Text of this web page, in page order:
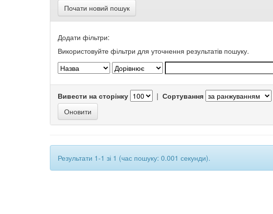
Почати новий пошук
Додати фільтри:
Використовуйте фільтри для уточнення результатів пошуку.
Вивести на сторінку | Сортування
Результати 1-1 зі 1 (час пошуку: 0.001 секунди).